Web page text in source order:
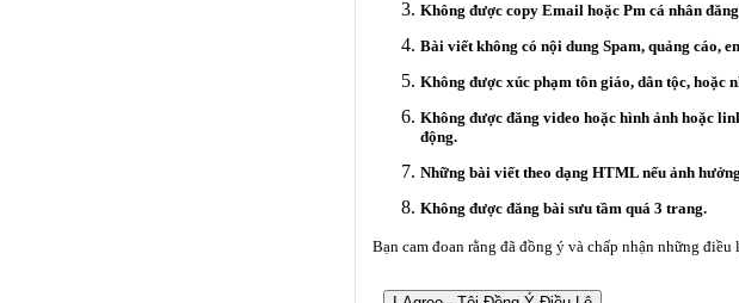
Không được copy Email hoặc Pm cá nhân
Bài viết không có nội dung Spam, quảng cáo,
Không được xúc phạm tôn giáo, dân tộc, hoặc
Không được đăng video hoặc hình ảnh hoặc
động.
Những bài viết theo dạng HTML nếu ảnh
Không được đăng bài sưu tầm quá 3 trang.
Bạn cam đoan rằng đã đồng ý và chấp nhận những điều